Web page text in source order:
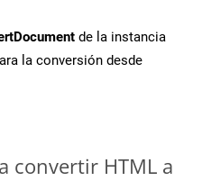
de la instancia
la conversión desde
convertir HTML a